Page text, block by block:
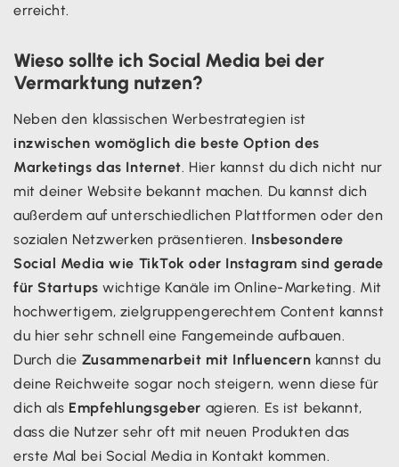
erreicht.
Wieso sollte ich Social Media bei der
Vermarktung nutzen?
Neben den klassischen Werbestrategien ist
inzwischen womöglich die beste Option des
Marketings das Internet. Hier kannst du dich nicht nur
mit deiner Website bekannt machen. Du kannst dich
außerdem auf unterschiedlichen Plattformen oder den
sozialen Netzwerken präsentieren. Insbesondere
Social Media wie TikTok oder Instagram sind gerade
für Startups wichtige Kanäle im Online-Marketing. Mit
hochwertigem, zielgruppengerechtem Content kannst
du hier sehr schnell eine Fangemeinde aufbauen.
Durch die Zusammenarbeit mit Influencern kannst du
deine Reichweite sogar noch steigern, wenn diese für
dich als Empfehlungsgeber agieren. Es ist bekannt,
dass die Nutzer sehr oft mit neuen Produkten das
erste Mal bei Social Media in Kontakt kommen.